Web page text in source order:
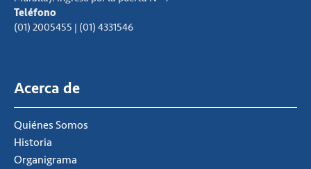
Teléfono
(01) 2005455 | (01) 4331546
Acerca de
Quiénes Somos
Historia
Organigrama